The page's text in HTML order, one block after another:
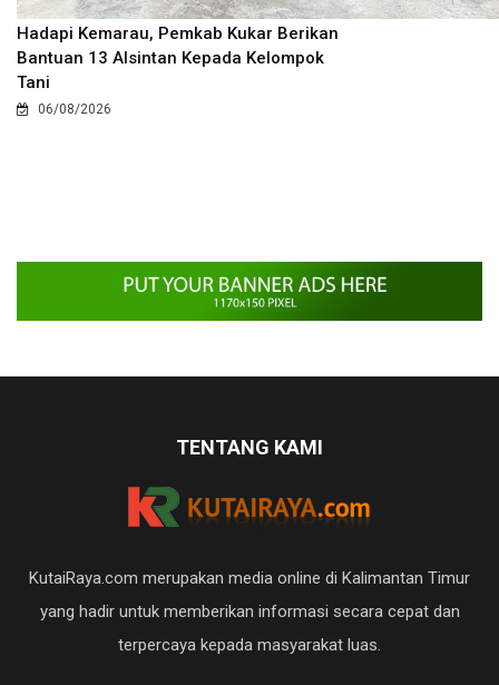
Hadapi Kemarau, Pemkab Kukar Berikan
Bantuan 13 Alsintan Kepada Kelompok
Tani
06/08/2026
TENTANG KAMI
KutaiRaya.com merupakan media online di Kalimantan Timur
yang hadir untuk memberikan informasi secara cepat dan
terpercaya kepada masyarakat luas.